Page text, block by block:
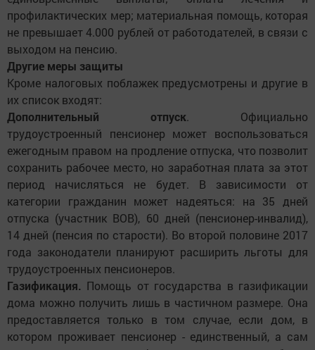
профилактических мер; материальная помощь, которая
не превышает 4.000 рублей от работодателей, в связи с
выходом на пенсию.
Другие меры защиты
Кроме налоговых поблажек предусмотрены и другие в
их список входят:
Дополнительный отпуск. Официально
трудоустроенный пенсионер может воспользоваться
ежегодным правом на продление отпуска, что позволит
сохранить рабочее место, но заработная плата за этот
период начисляться не будет. В зависимости от
категории гражданин может надеяться: на 35 дней
отпуска (участник ВОВ), 60 дней (пенсионер-инвалид),
14 дней (пенсия по старости). Во второй половине 2017
года законодатели планируют расширить льготы для
трудоустроенных пенсионеров.
Газификация. Помощь от государства в газификации
дома можно получить лишь в частичном размере. Она
предоставляется только в том случае, если дом, в
котором проживает пенсионер - единственный, а сам